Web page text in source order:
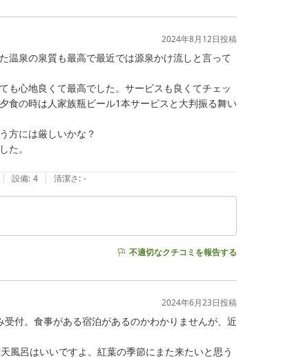
2024年8月12日投稿
温泉の泉質も最高で最近では源泉かけ流しと言って
も心地良くて最高でした。サービスも良くてチェッ
食の時は人家族瓶ビール1本サービスと大判振る舞い
方には厳しいかな？
た。
| 設備: 4 | 清潔さ: -
不適切なクチコミを報告する
2024年6月23日投稿
付。食事がある宿泊があるのかわかりませんが、近
風呂はいいですよ。紅葉の季節にまた来たいと思う